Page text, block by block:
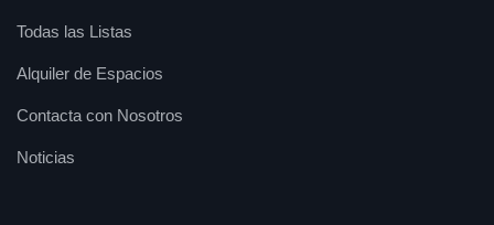
Todas las Listas
Alquiler de Espacios
Contacta con Nosotros
Noticias